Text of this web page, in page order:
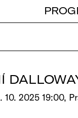
10. 2025 19:00,